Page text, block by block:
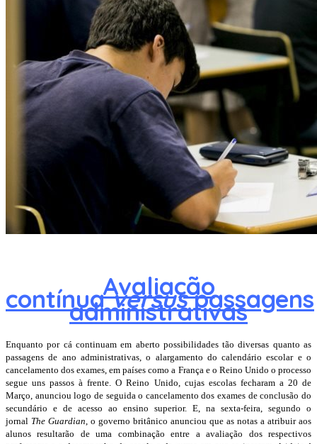
Avaliação
contínuaversuspassagens
administrativas
Enquanto por cá continuam em aberto possibilidades tão diversas quanto as
passagens de ano administrativas, o alargamento do calendário escolar e o
cancelamento dos exames, em países como a França e o Reino Unido o processo
segue uns passos à frente. O Reino Unido, cujas escolas fecharam a 20 de
Março, anunciou logo de seguida o cancelamento dos exames de conclusão do
secundário e de acesso ao ensino superior. E, na sexta-feira, segundo o
jornal The Guardian, o governo britânico anunciou que as notas a atribuir aos
alunos resultarão de uma combinação entre a avaliação dos respectivos